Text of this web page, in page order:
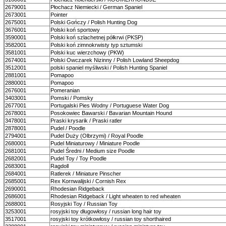
2679001
Płochacz Niemiecki / German Spaniel
2673001
Pointer
2675001
Polski Gończy / Polish Hunting Dog
3676001
Polski koń sportowy
3590001
Polski koń szlachetnej półkrwi (PKSP)
3582001
Polski koń zimnokrwisty typ sztumski
3581001
Polski kuc wierzchowy (PKW)
2674001
Polski Owczarek Nizinny / Polish Lowland Sheepdog
3512001
polski spaniel myśliwski / Polish Hunting Spaniel
2881001
Pomapoo
2880001
Pomapoo
2676001
Pomeranian
3403001
Pomski / Pomsky
2677001
Portugalski Pies Wodny / Portuguese Water Dog
2678001
Posokowiec Bawarski / Bavarian Mountain Hound
3478001
Praski krysarik / Praski ratler
2878001
Pudel / Poodle
2794001
Pudel Duży (Olbrzymi) / Royal Poodle
2680001
Pudel Miniaturowy / Miniature Poodle
2681001
Pudel Średni / Medium size Poodle
2682001
Pudel Toy / Toy Poodle
2683001
Ragdoll
2684001
Ratlerek / Miniature Pinscher
2685001
Rex Kornwalijski / Cornish Rex
2690001
Rhodesian Ridgeback
2686001
Rhodesian Ridgeback / Light wheaten to red wheaten
2688001
Rosyjski Toy / Russian Toy
3253001
rosyjski toy długowłosy / russian long hair toy
3517001
rosyjski toy krótkowłosy / russian toy shorthaired